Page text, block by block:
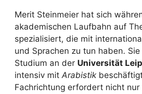
Merit Steinmeier hat sich
akademischen Laufbahn auf
spezialisiert, die mit
und Sprachen zu tun haben.
Studium an der Universität
intensiv mitArabistik
Fachrichtung erfordert nicht nur